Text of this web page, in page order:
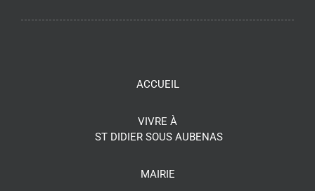
ACCUEIL
VIVRE À
ST DIDIER SOUS AUBENAS
MAIRIE